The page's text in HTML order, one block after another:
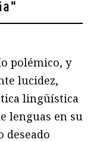
"
polémico, y
lucidez,
lingüística
lenguas en su